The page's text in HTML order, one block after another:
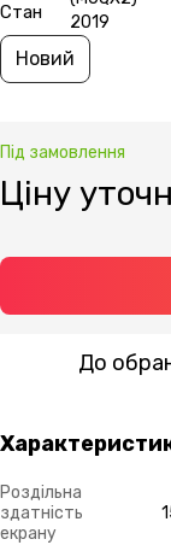
Стан
Новий
Під замовлення
Ціну
До
Роздільна
здатність
екрану